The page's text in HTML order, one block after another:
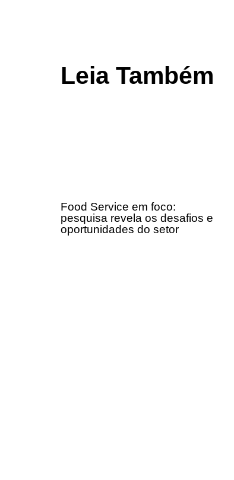
Leia Também
Food Service em foco:
pesquisa revela os desafios e
oportunidades do setor